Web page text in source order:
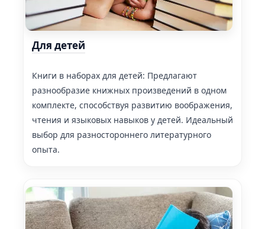
Для детей
Книги в наборах для детей: Предлагают
разнообразие книжных произведений в одном
комплекте, способствуя развитию воображения,
чтения и языковых навыков у детей. Идеальный
выбор для разностороннего литературного
опыта.